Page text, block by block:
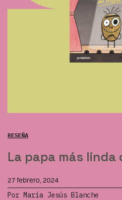
RESEÑA
La papa más linda
27 febrero, 2024
Por María Jesús Blanche